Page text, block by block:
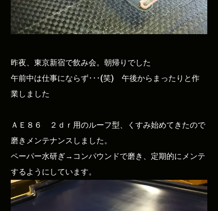
昨夜、東京新宿で飲み会。朝帰りでした
午前中は仕事にならず･･･(笑) 午後からまったりと作
業しました
ＡＥ８６ ２ｄｒ用のルーフ型、くすみ始めてきたので
磨きメンテナンスしました。
ペーパー水研ぎ→コンパウンドで磨き、定期的にメンテ
するようにしています。